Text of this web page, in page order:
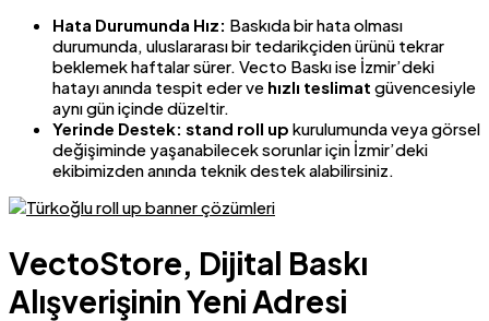
Hata Durumunda Hız: Baskıda bir hata olması
durumunda, uluslararası bir tedarikçiden ürünü tekrar
beklemek haftalar sürer. Vecto Baskı ise İzmir’deki
hatayı anında tespit eder ve hızlı teslimat güvencesiyle
aynı gün içinde düzeltir.
Yerinde Destek: stand roll up kurulumunda veya görsel
değişiminde yaşanabilecek sorunlar için İzmir’deki
ekibimizden anında teknik destek alabilirsiniz.
VectoStore, Dijital Baskı
Alışverişinin Yeni Adresi